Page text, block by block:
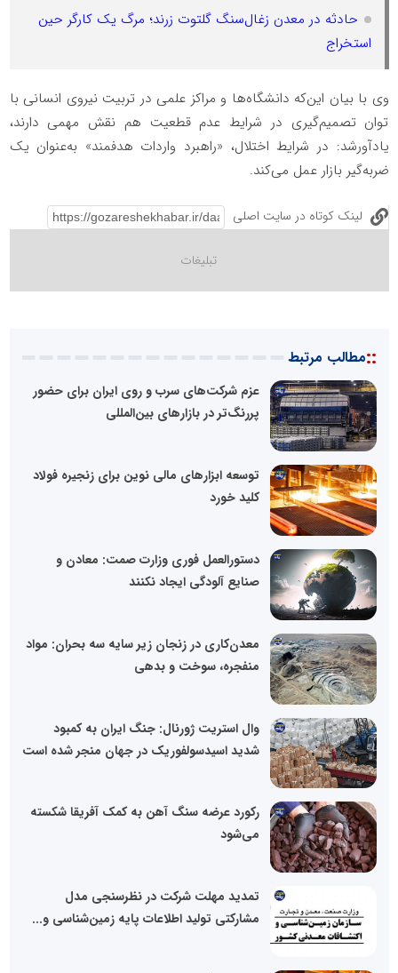
حادثه در معدن زغال‌سنگ گلتوت زرند؛ مرگ یک کارگر حین
استخراج
وی با بیان این‌که دانشگاه‌ها و مراکز علمی در تربیت نیروی انسانی با
توان تصمیم‌گیری در شرایط عدم قطعیت هم نقش مهمی دارند،
یادآورشد: در شرایط اختلال، «راهبرد واردات هدفمند» به‌عنوان یک
ضربه‌گیر بازار عمل می‌کند.
لینک کوتاه در سایت اصلی
::مطالب مرتبط
عزم شرکت‌های سرب و روی ایران برای حضور
پررنگ‌تر در بازارهای بین‌المللی
توسعه ابزارهای مالی نوین برای زنجیره فولاد
کلید خورد
دستورالعمل فوری وزارت صمت: معادن و
صنایع آلودگی ایجاد نکنند
معدن‌کاری در زنجان زیر سایه سه بحران: مواد
منفجره، سوخت و بدهی
وال‌ استریت ژورنال: جنگ ایران به کمبود
شدید اسیدسولفوریک در جهان منجر شده است
رکورد عرضه سنگ آهن به کمک آفریقا شکسته
می‌شود
تمدید مهلت شرکت در نظرسنجی مدل
مشارکتی تولید اطلاعات پایه زمین‌شناسی و...